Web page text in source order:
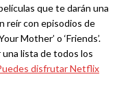
que te darán una
reír con episodios de
Mother’ o ‘Friends’.
lista de todos los
disfrutar Netflix